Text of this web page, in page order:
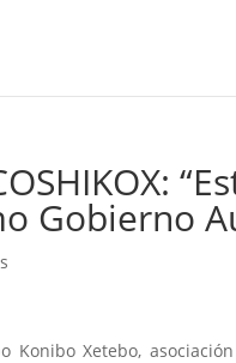
Gobierno
Konibo Xetebo,